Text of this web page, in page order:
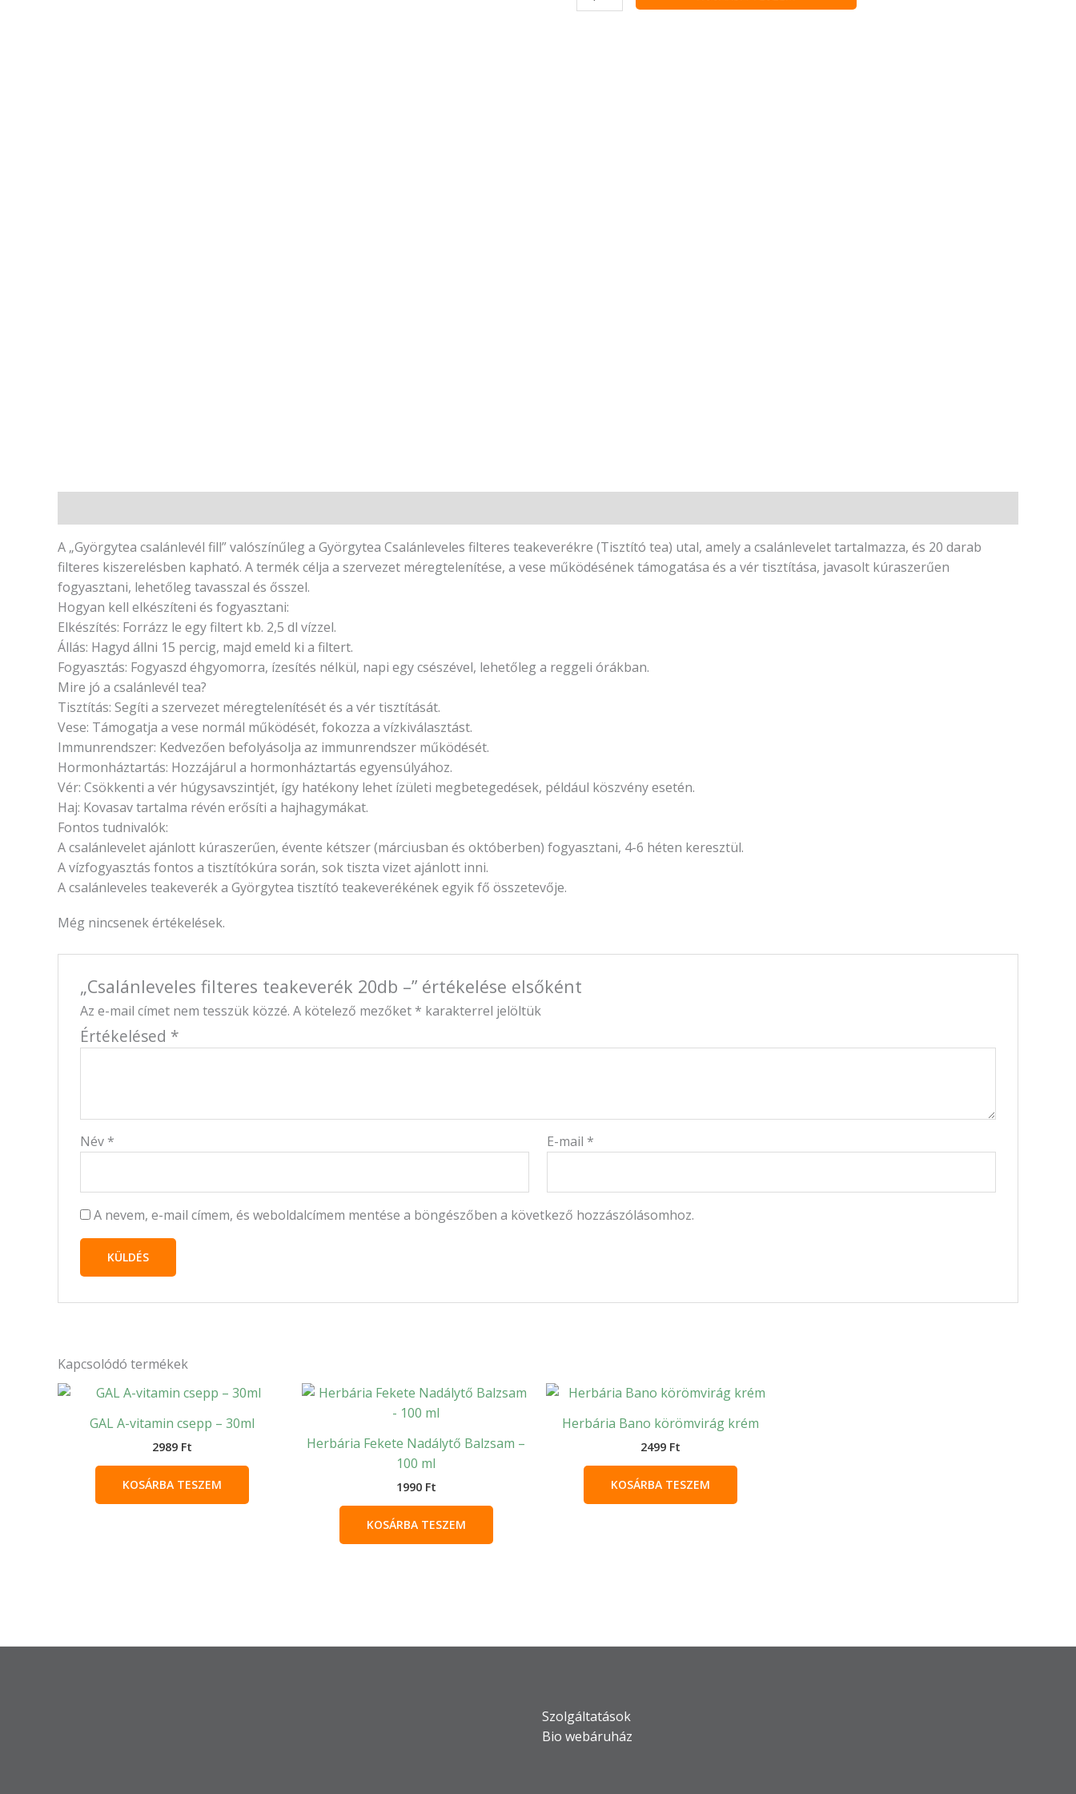
A „Györgytea csalánlevél fill” valószínűleg a Györgytea Csalánleveles filteres teakeverékre (Tisztító tea) utal, amely a csalánlevelet tartalmazza, és 20 darab
filteres kiszerelésben kapható. A termék célja a szervezet méregtelenítése, a vese működésének támogatása és a vér tisztítása, javasolt kúraszerűen
fogyasztani, lehetőleg tavasszal és ősszel.
Hogyan kell elkészíteni és fogyasztani:
Elkészítés: Forrázz le egy filtert kb. 2,5 dl vízzel.
Állás: Hagyd állni 15 percig, majd emeld ki a filtert.
Fogyasztás: Fogyaszd éhgyomorra, ízesítés nélkül, napi egy csészével, lehetőleg a reggeli órákban.
Mire jó a csalánlevél tea?
Tisztítás: Segíti a szervezet méregtelenítését és a vér tisztítását.
Vese: Támogatja a vese normál működését, fokozza a vízkiválasztást.
Immunrendszer: Kedvezően befolyásolja az immunrendszer működését.
Hormonháztartás: Hozzájárul a hormonháztartás egyensúlyához.
Vér: Csökkenti a vér húgysavszintjét, így hatékony lehet ízületi megbetegedések, például köszvény esetén.
Haj: Kovasav tartalma révén erősíti a hajhagymákat.
Fontos tudnivalók:
A csalánlevelet ajánlott kúraszerűen, évente kétszer (márciusban és októberben) fogyasztani, 4-6 héten keresztül.
A vízfogyasztás fontos a tisztítókúra során, sok tiszta vizet ajánlott inni.
A csalánleveles teakeverék a Györgytea tisztító teakeverékének egyik fő összetevője.
Még nincsenek értékelések.
„Csalánleveles filteres teakeverék 20db –” értékelése elsőként
Az e-mail címet nem tesszük közzé. A kötelező mezőket * karakterrel jelöltük
Értékelésed *
Név * E-mail *
A nevem, e-mail címem, és weboldalcímem mentése a böngészőben a következő hozzászólásomhoz.
Kapcsolódó termékek
GAL A-vitamin csepp – 30ml
2989 Ft
KOSÁRBA TESZEM
Herbária Fekete Nadálytő Balzsam –
100 ml
1990 Ft
KOSÁRBA TESZEM
Herbária Bano körömvirág krém
2499 Ft
KOSÁRBA TESZEM
Szolgáltatások
Bio webáruház